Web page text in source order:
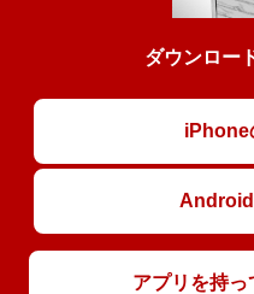
ダウンロー
iPhone
Android
アプリを持っ